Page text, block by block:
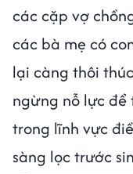
các cặp vợ
các bà mẹ có
lại càng thôi
ngừng nỗ lực
trong lĩnh vực
sàng lọc trước